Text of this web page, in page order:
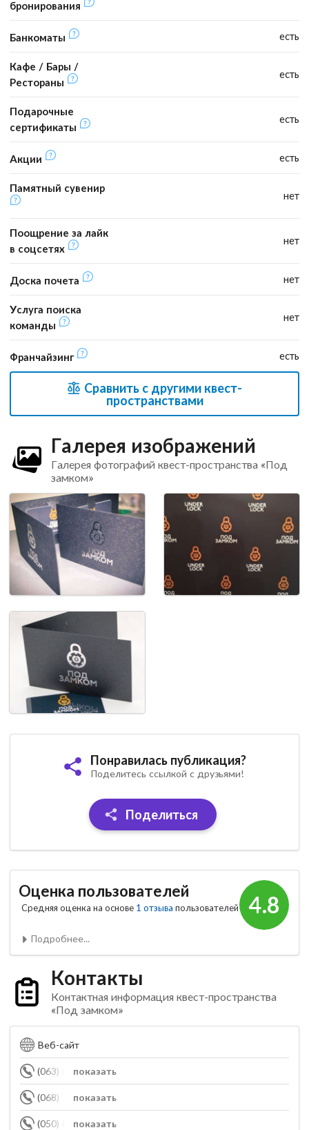
бронирования
Банкоматы есть
Кафе / Бары /
Рестораны
есть
Подарочные
сертификаты
есть
Акции есть
Памятный сувенир
нет
Поощрение за лайк
в соцсетях
нет
Доска почета нет
Услуга поиска
команды
нет
Франчайзинг есть
Сравнить с другими квест-
пространствами
Галерея изображений
Галерея фотографий квест-пространства «Под
замком»
Понравилась публикация?
Поделитесь ссылкой с друзьями!
Поделиться
4.8
Оценка пользователей
Средняя оценка на основе 1 отзыва пользователей
Подробнее...
Контакты
Контактная информация квест-пространства
«Под замком»
Веб-сайт
показать
(063) 888-23-88
показать
(068) 777-37-07
показать
(050) 872-81-90